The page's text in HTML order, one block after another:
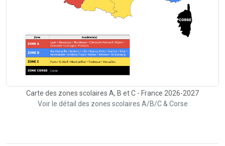
Carte des zones scolaires A, B et C - France 2026-2027
Voir le détail des zones scolaires A/B/C & Corse